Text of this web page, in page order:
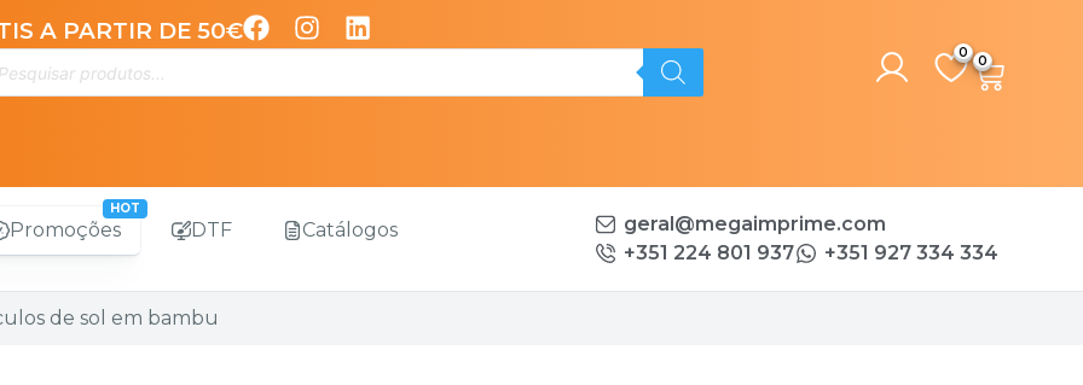
A PARTIR DE 50€
0
Promoções DTF Catálogos
geral@megaimprime.com
+351 224 801 937
+351 927 334 334
de sol em bambu